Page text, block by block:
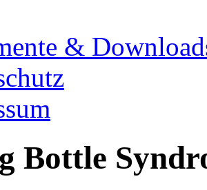
&
Bottle